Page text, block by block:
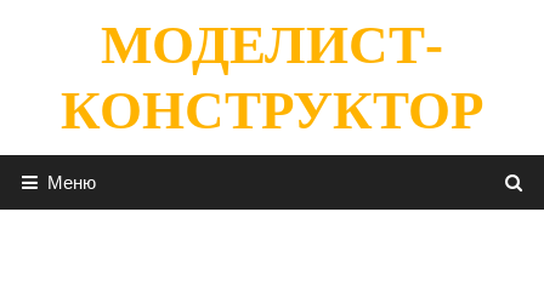
содержимомуМОДЕЛИСТ-
КОНСТРУКТОР
Меню